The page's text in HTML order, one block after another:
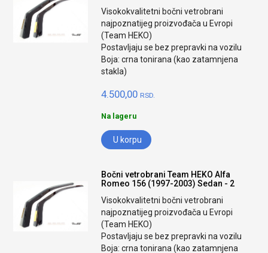
Visokokvalitetni bočni vetrobrani
najpoznatijeg proizvođača u Evropi
(Team HEKO)
Postavljaju se bez prepravki na vozilu
Boja: crna tonirana (kao zatamnjena
stakla)
4.500,00 RSD.
Na lageru
U korpu
Bočni vetrobrani Team HEKO Alfa
Romeo 156 (1997-2003) Sedan - 2
Visokokvalitetni bočni vetrobrani
najpoznatijeg proizvođača u Evropi
(Team HEKO)
Postavljaju se bez prepravki na vozilu
Boja: crna tonirana (kao zatamnjena